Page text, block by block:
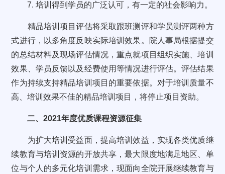
7. 培训得到学员的广泛认可，有一定的社会影响力。
精品培训项目评估将采取跟班测评和学员测评两种方
式进行，以多角度反映实际培训效果。院人事局根据提交
的总结材料及现场评估情况，重点就项目组织实施、培训
效果、学员反馈以及经费使用等情况进行评估。评估结果
作为持续支持精品培训项目的重要依据。对于培训质量不
高、培训效果不佳的精品培训项目，将停止项目资助。
二、2021年度优质课程资源征集
为扩大培训受益面，提高培训效益，实现各类优质继
续教育与培训资源的开放共享，最大限度地满足地区、单
位与个人的多元化培训需求，现面向全院开展继续教育与